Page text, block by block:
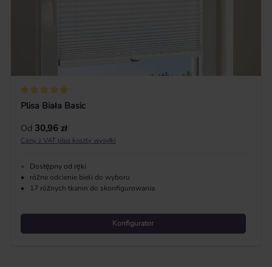
Średnia ocena 5 z 5 gwiazdek
Plisa Biała Basic
Cena regularna:
Od 30,96 zł
Ceny z VAT plus koszty wysyłki
•
Dostępny od ręki
•
różne odcienie bieli do wyboru
•
17 różnych tkanin do skonfigurowania
Konfigurator